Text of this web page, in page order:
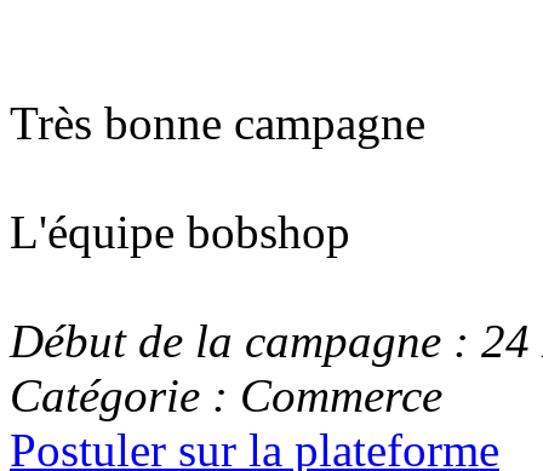
Très bonne campagne
L'équipe bobshop
Début de la campagne :
Catégorie : Commerce
Postuler sur la plateforme